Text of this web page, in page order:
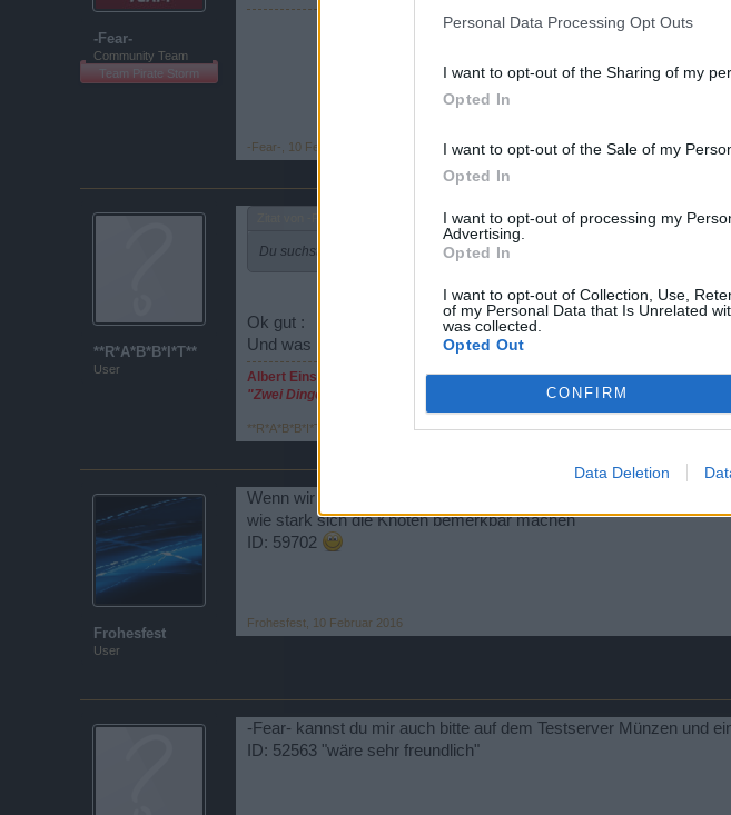
Personal Data Processing Opt Outs
I want to opt-out of the Sharing of my
Opted In
I want to opt-out of the Sale of my
Opted In
I want to opt-out of processing my
Advertising.
Opted In
I want to opt-out of Collection, Use,
of my Personal Data that Is Unrelated
was collected.
Opted Out
CONFIRM
Data Deletion
-Fear-
Community Team
Team Pirate Storm
-Fear- 10 Februar 2016
**R*A*B*B*I*T**
User
Du suchst Dir ja nicht aus, in welchem Team Du spielst, sondern die Aufgabe
Ok gut :
Und was ist mit dem Bermuda Licht ist das so gewollt ?
Albert Einstein
"Zwei Dinge sind unendlich, das Universum und die menschliche
**R*A*B*B*I*T** 10 Februar 2016
Frohesfest
User
Wenn wir grade eh bei dem Thema sind -Fear- kannst du mir
wie stark sich die Knoten bemerkbar machen
ID: 59702
Frohesfest 10 Februar 2016
-Fear- kannst du mir auch bitte auf dem Testserver Münzen und
ID: 52563 "wäre sehr freundlich"